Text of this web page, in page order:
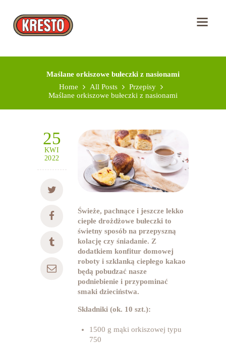
Maślane orkiszowe bułeczki z nasionami
Home
All Posts
Przepisy
Maślane orkiszowe bułeczki z nasionami
KRESTO OWOCE
KONTAKT
25
KWI
2022
Świeże, pachnące i jeszcze lekko
ciepłe drożdżowe bułeczki to
świetny sposób na przepyszną
kolację czy śniadanie. Z
dodatkiem konfitur domowej
roboty i szklanką ciepłego kakao
będą pobudzać nasze
podniebienie i przypominać
smaki dzieciństwa.
Składniki (ok. 10 szt.):
1500 g mąki orkiszowej typu
750